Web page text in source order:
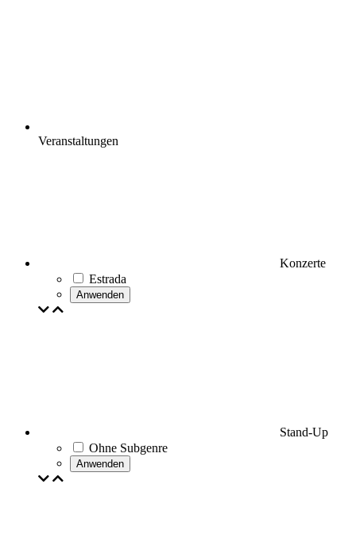
Veranstaltungen
Konzerte
Estrada
Anwenden
Stand-Up
Ohne Subgenre
Anwenden